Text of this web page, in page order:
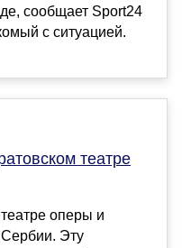
сообщает Sport24
с ситуацией.
театре
оперы и
Сербии. Эту